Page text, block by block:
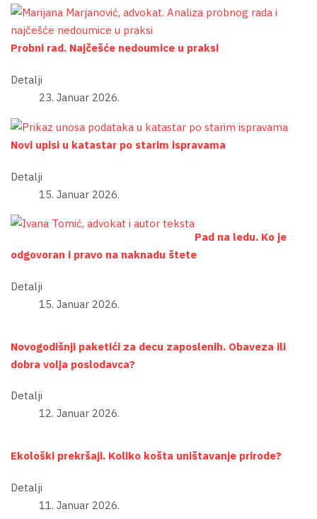
Probni rad. Najčešće nedoumice u praksi
Detalji
23. Januar 2026.
Novi upisi u katastar po starim ispravama
Detalji
15. Januar 2026.
Pad na ledu. Ko je
odgovoran i pravo na naknadu štete
Detalji
15. Januar 2026.
Novogodišnji paketići za decu zaposlenih. Obaveza ili
dobra volja poslodavca?
Detalji
12. Januar 2026.
Ekološki prekršaji. Koliko košta uništavanje prirode?
Detalji
11. Januar 2026.